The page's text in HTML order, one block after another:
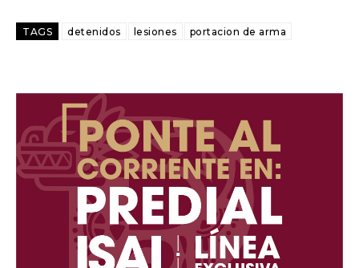
TAGS detenidos lesiones portacion de arma